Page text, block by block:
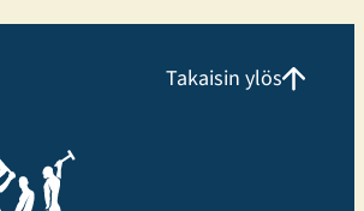
ja panostaa erityisesti
voi harjoitella omatoimisesti,
valita perinteisempiä, tutumpia
Uutuuksista erityisen suosittuja
Takaisin ylös